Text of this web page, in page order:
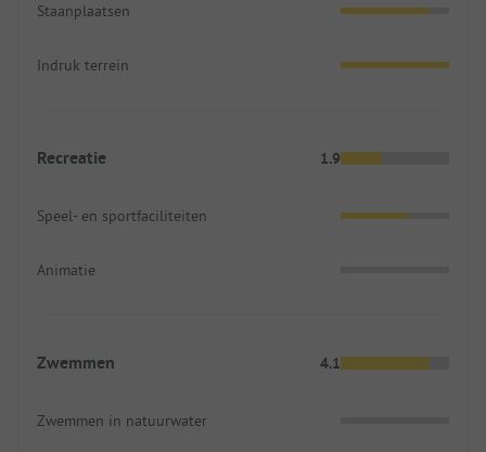
Staanplaatsen
Indruk terrein
Recreatie 1.9
Speel- en sportfaciliteiten
Animatie
Zwemmen 4.1
Zwemmen in natuurwater